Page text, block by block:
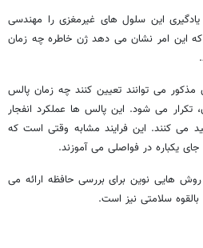
این سلول های غیرمغزی را مهندسی
که این امر نشان می دهد ژن خاطره چه زمان
می توانند تعیین کنند چه زمان پالس
می شود. این پالس ها عملکرد انفجار
می کنند. این فرایند مشابه وقتی است که
یکباره در فواصلی می آموزند.
روش هایی نوین برای بررسی حافظه ارائه می
سلامتی نیز است.